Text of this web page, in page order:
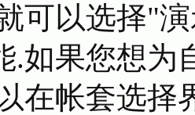
可以选择"
.如果您想为
在帐套选择